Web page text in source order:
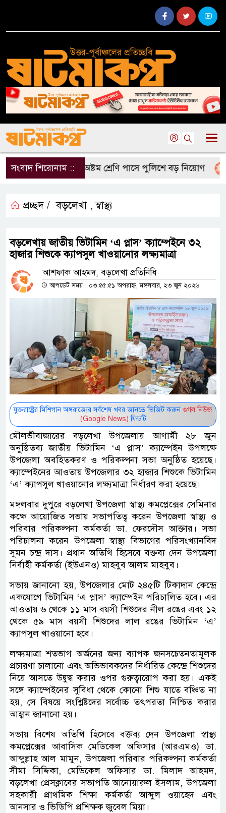
সংবাদ শিরোনাম ::
রাষ্ট্রদূত অষ্টম শ্রেণি পাসে পুলিশে বড় নিয়োগ
প্রচ্ছদ / বড়লেখা ,স্বাস্থ্য
বড়লেখায় জাতীয় ভিটামিন ‘এ প্লাস’ ক্যাম্পেইনে ৩২
হাজার শিশুকে ক্যাপসুল খাওয়ানোর লক্ষ্যমাত্রা
আশফাক আহমদ, বড়লেখা প্রতিনিধি
আপডেট সময় : ০৩:৫৫:৫১ অপরাহ্ন, মঙ্গলবার, ২৩ জুন ২০২৬
যুক্তরাষ্ট্রের মিশিগান অঙ্গরাজ্যের সর্বশেষ খবর জানতে ভিজিট করুন গুগল নিউজ
(Google News) ফিডটি
মৌলভীবাজারের বড়লেখা উপজেলায় আগামী ২৮ জুন
অনুষ্ঠিতব্য জাতীয় ভিটামিন ‘এ প্লাস’ ক্যাম্পেইন উপলক্ষে
উপজেলা অবহিতকরণ ও পরিকল্পনা সভা অনুষ্ঠিত হয়েছে।
ক্যাম্পেইনের আওতায় উপজেলার ৩২ হাজার শিশুকে ভিটামিন
‘এ’ ক্যাপসুল খাওয়ানোর লক্ষ্যমাত্রা নির্ধারণ করা হয়েছে।
মঙ্গলবার দুপুরে বড়লেখা উপজেলা স্বাস্থ্য কমপ্লেক্সের সেমিনার
কক্ষে আয়োজিত সভায় সভাপতিত্ব করেন উপজেলা স্বাস্থ্য ও
পরিবার পরিকল্পনা কর্মকর্তা ডা. ফেরদৌস আক্তার। সভা
পরিচালনা করেন উপজেলা স্বাস্থ্য বিভাগের পরিসংখ্যানবিদ
সুমন চন্দ্র দাস। প্রধান অতিথি হিসেবে বক্তব্য দেন উপজেলা
নির্বাহী কর্মকর্তা (ইউএনও) মাহবুব আলম মাহবুব।
সভায় জানানো হয়, উপজেলার মোট ২৪৫টি টিকাদান কেন্দ্রে
একযোগে ভিটামিন ‘এ প্লাস’ ক্যাম্পেইন পরিচালিত হবে। এর
আওতায় ৬ থেকে ১১ মাস বয়সী শিশুদের নীল রঙের এবং ১২
থেকে ৫৯ মাস বয়সী শিশুদের লাল রঙের ভিটামিন ‘এ’
ক্যাপসুল খাওয়ানো হবে।
লক্ষ্যমাত্রা শতভাগ অর্জনের জন্য ব্যাপক জনসচেতনতামূলক
প্রচারণা চালানো এবং অভিভাবকদের নির্ধারিত কেন্দ্রে শিশুদের
নিয়ে আসতে উদ্বুদ্ধ করার ওপর গুরুত্বারোপ করা হয়। একই
সঙ্গে ক্যাম্পেইনের সুবিধা থেকে কোনো শিশু যাতে বঞ্চিত না
হয়, সে বিষয়ে সংশ্লিষ্টদের সর্বোচ্চ তৎপরতা নিশ্চিত করার
আহ্বান জানানো হয়।
সভায় বিশেষ অতিথি হিসেবে বক্তব্য দেন উপজেলা স্বাস্থ্য
কমপ্লেক্সের আবাসিক মেডিকেল অফিসার (আরএমও) ডা.
আব্দুল্লাহ আল মামুন, উপজেলা পরিবার পরিকল্পনা কর্মকর্তা
সীমা সিদ্দিকা, মেডিকেল অফিসার ডা. মিলাদ আহমদ,
বড়লেখা প্রেসক্লাবের সভাপতি আনোয়ারুল ইসলাম, উপজেলা
সহকারী প্রাথমিক শিক্ষা কর্মকর্তা আব্দুল ওয়াহেদ এবং
আনসার ও ভিডিপি প্রশিক্ষক জুবেল মিয়া।